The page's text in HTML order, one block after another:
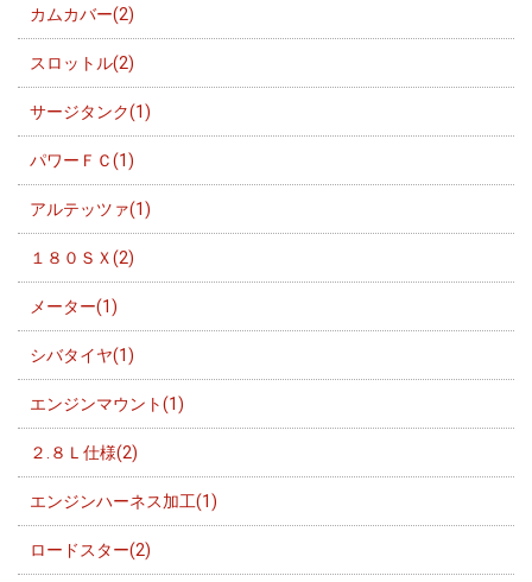
カムカバー(2)
スロットル(2)
サージタンク(1)
パワーＦＣ(1)
アルテッツァ(1)
１８０ＳＸ(2)
メーター(1)
シバタイヤ(1)
エンジンマウント(1)
２.８Ｌ仕様(2)
エンジンハーネス加工(1)
ロードスター(2)